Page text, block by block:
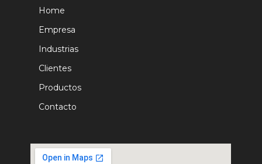
Home
Empresa
Industrias
Clientes
Productos
Contacto